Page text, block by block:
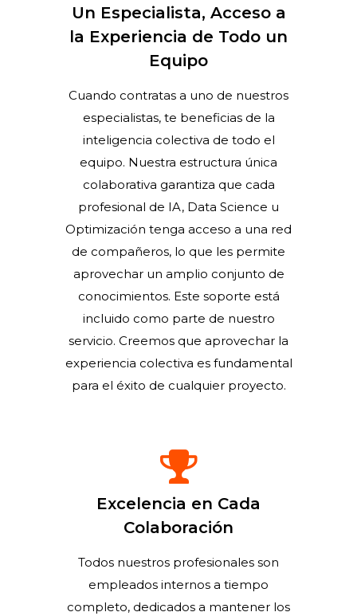
Un Especialista, Acceso a
la Experiencia de Todo un
Equipo
Cuando contratas a uno de nuestros
especialistas, te beneficias de la
inteligencia colectiva de todo el
equipo. Nuestra estructura única
colaborativa garantiza que cada
profesional de IA, Data Science u
Optimización tenga acceso a una red
de compañeros, lo que les permite
aprovechar un amplio conjunto de
conocimientos. Este soporte está
incluido como parte de nuestro
servicio. Creemos que aprovechar la
experiencia colectiva es fundamental
para el éxito de cualquier proyecto.
Excelencia en Cada
Colaboración
Todos nuestros profesionales son
empleados internos a tiempo
completo, dedicados a mantener los